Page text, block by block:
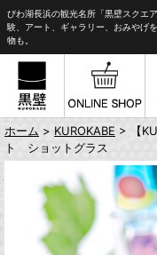
びわ湖長浜の観光名所「黒壁スクエ
験、アート、ギャラリー、おみやげ
物も。
ホーム > KUROKABE > 【
ト ショットグラス